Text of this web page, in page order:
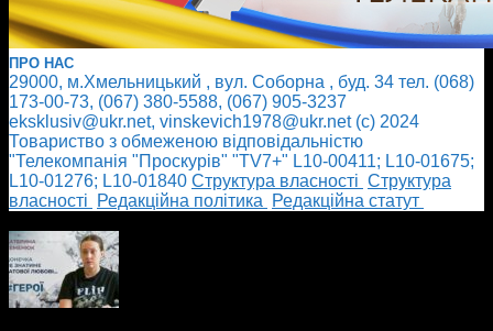
ПРО НАС
29000, м.Хмельницький , вул. Соборна , буд. 34 тел. (068)
173-00-73, (067) 380-5588, (067) 905-3237
eksklusiv@ukr.net, vinskevich1978@ukr.net (с) 2024
Товариство з обмеженою відповідальністю
"Телекомпанія "Проскурів" "TV7+" L10-00411; L10-01675;
L10-01276; L10-01840 Cтруктура власності Cтруктура
власності
Редакційна політика
Редакційна статут